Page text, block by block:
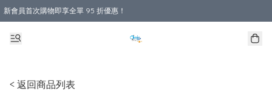
新會員首次購物即享全單 95 折優惠！
購物滿 HKD 800.00即享免運費優惠！（適用於 本地送貨、本地取貨 )
< 返回商品列表